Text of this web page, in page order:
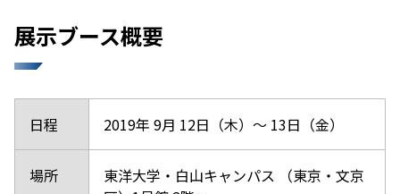
展示ブース概要
日程 2019年 9月 12日（木）～ 13日（金）
場所
東洋大学・白山キャンパス （東京・文京